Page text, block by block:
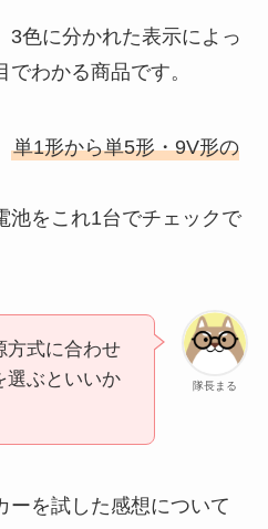
3色に分かれた表示によっ
わかる商品です。
単1形から単5形・9V形の
池をこれ1台でチェックで
隊長まる
方式に合わせ
選ぶといいか
ーを試した感想について